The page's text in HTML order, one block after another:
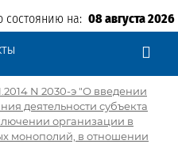
состоянию на: 08 августа 2026
N 2030-э "О введении
деятельности субъекта
организации в
монополий, в отношении